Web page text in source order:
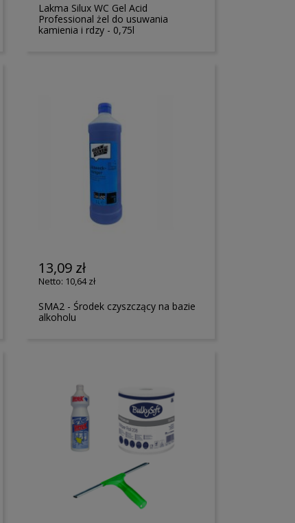
Lakma Silux WC Gel Acid
Professional żel do usuwania
kamienia i rdzy - 0,75l
13,09 zł
10,64 zł
SMA2 - Środek czyszczący na bazie
alkoholu